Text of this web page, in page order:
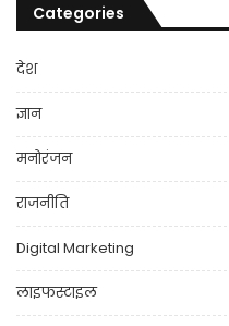
Categories
देश
ज्ञान
मनोरंजन
राजनीति
Digital Marketing
लाइफस्टाइल